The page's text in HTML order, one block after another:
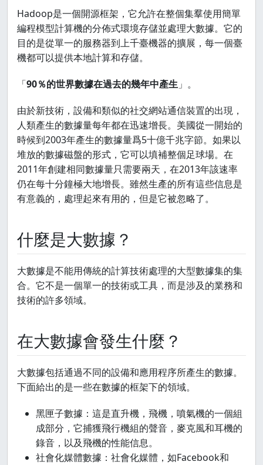
Hadoop是一個開源框架，它允許在整個集羣使用簡單
編程模型計算機的分佈式環境存儲並處理大數據。它的
目的是從單一的服務器到上千臺機器的擴展，每一個臺
機都可以提供本地計算和存儲。
「90％的世界數據在過去的幾年中產生 」。
由於新技術，設備和類似的社交網站通信裝置的出現，
人類產生的數據量每年都在迅速增長。美國從一開始的
時候到2003年產生的數據量爲5十億千兆字節。如果以
堆放的數據磁盤的形式，它可以填補整個足球場。在
2011年創建相同數據量只需要兩天，在2013年該速率
仍在每十分鐘極大地增長。雖然生產的所有這些信息是
有意義的，處理起來有用的，但是它被忽略了。
什麼是大數據？
大數據是不能用傳統的計算技術處理的大型數據集的集
合。它不是一個單一的技術或工具，而是涉及的業務和
技術的許多領域。
在大數據會發生什麼？
大數據包括通過不同的設備和應用程序所產生的數據。
下面給出的是一些在數據的框架下的領域。
黑匣子數據：這是直升機，飛機，噴氣機的一個組
成部分，它捕獲飛行機組的聲音，麥克風和耳機的
錄音，以及飛機的性能信息。
社會化媒體數據：社會化媒體，如Facebook和